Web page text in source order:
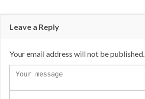
Leave a Reply
Your email address will not be published.